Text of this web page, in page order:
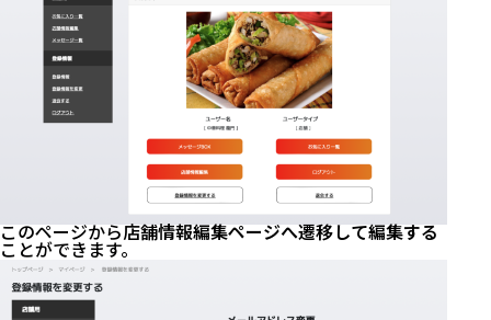
このページから店舗情報編集ページへ遷移して編集する
ことができます。